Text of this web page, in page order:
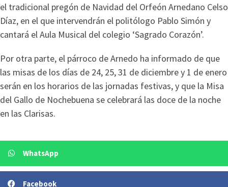
el tradicional pregón de Navidad del Orfeón Arnedano Celso
Díaz, en el que intervendrán el politólogo Pablo Simón y
cantará el Aula Musical del colegio ‘Sagrado Corazón’.
Por otra parte, el párroco de Arnedo ha informado de que
las misas de los días de 24, 25, 31 de diciembre y 1 de enero
serán en los horarios de las jornadas festivas, y que la Misa
del Gallo de Nochebuena se celebrará las doce de la noche
en las Clarisas.
WhatsApp
Facebook